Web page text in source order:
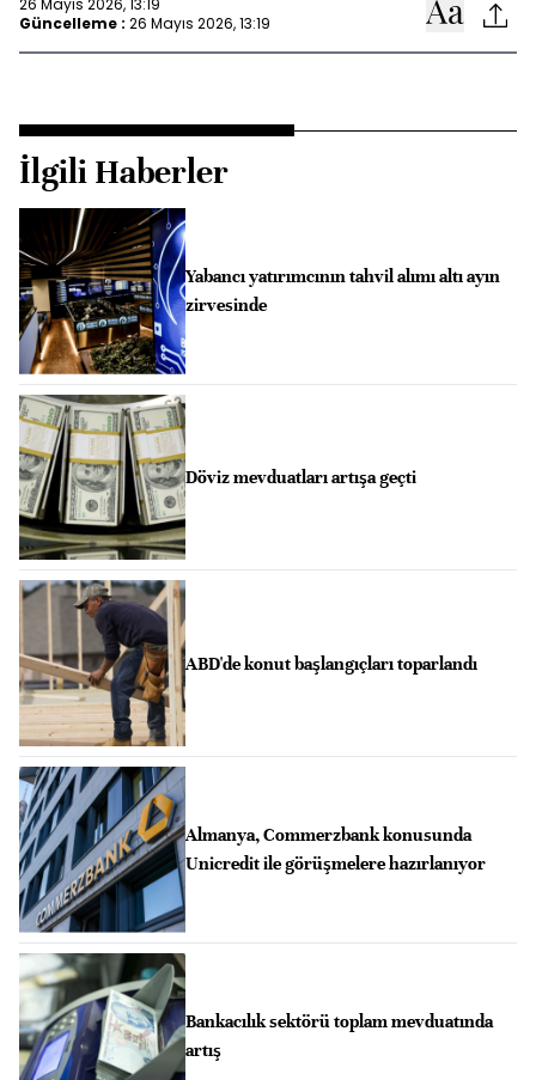
Güncelleme : 26 Mayıs 2026, 13:19
İlgili Haberler
Yabancı yatırımcının tahvil alımı altı ayın
zirvesinde
Döviz mevduatları artışa geçti
ABD'de konut başlangıçları toparlandı
Almanya, Commerzbank konusunda
Unicredit ile görüşmelere hazırlanıyor
Bankacılık sektörü toplam mevduatında
artış